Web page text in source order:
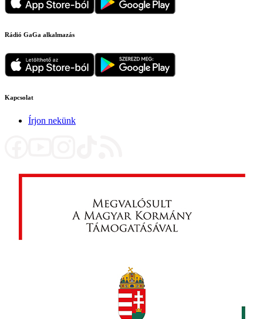
Rádió GaGa alkalmazás
Kapcsolat
Írjon nekünk